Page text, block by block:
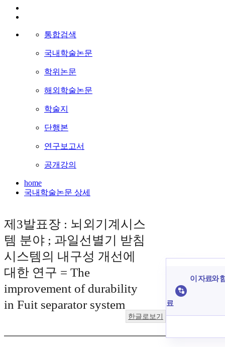
통합검색
국내학술논문
학위논문
해외학술논문
학술지
단행본
연구보고서
공개강의
home
국내학술논문 상세
제3발표장 : 뇌외기계시스
템 분야 ; 과일선별기 받침
시스템의 내구성 개선에
대한 연구 = The
improvement of durability
in Fuit separator system
한글로보기
이 자료와
료